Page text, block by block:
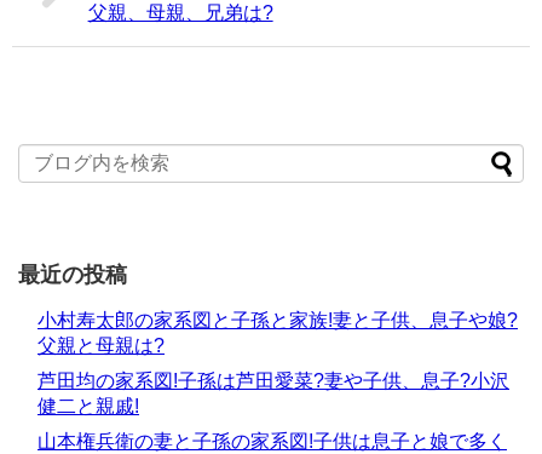
父親、母親、兄弟は?
最近の投稿
小村寿太郎の家系図と子孫と家族!妻と子供、息子や娘?
父親と母親は?
芦田均の家系図!子孫は芦田愛菜?妻や子供、息子?小沢
健二と親戚!
山本権兵衛の妻と子孫の家系図!子供は息子と娘で多く